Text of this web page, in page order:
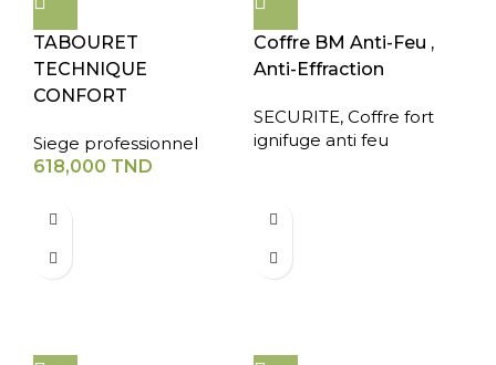
TABOURET
TECHNIQUE
CONFORT
Siege professionnel
618,000 TND
Coffre BM Anti-Feu ,
Anti-Effraction
SECURITE, Coffre fort
ignifuge anti feu